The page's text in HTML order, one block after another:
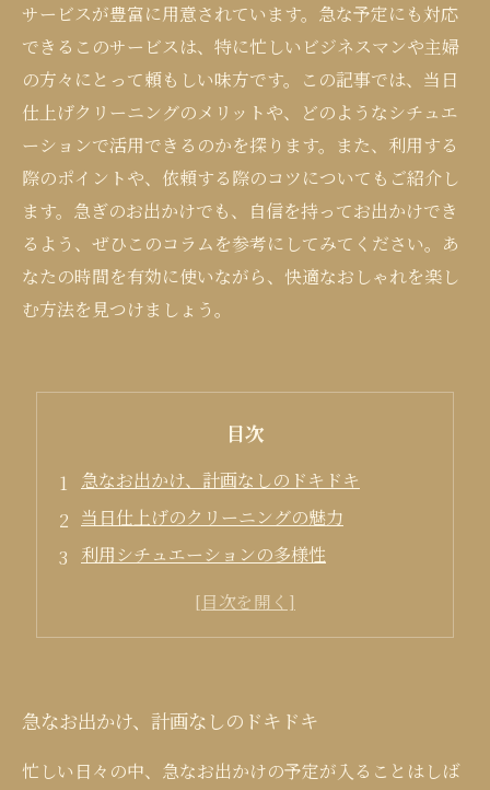
サービスが豊富に用意されています。急な予定にも対応
できるこのサービスは、特に忙しいビジネスマンや主婦
の方々にとって頼もしい味方です。この記事では、当日
仕上げクリーニングのメリットや、どのようなシチュエ
ーションで活用できるのかを探ります。また、利用する
際のポイントや、依頼する際のコツについてもご紹介し
ます。急ぎのお出かけでも、自信を持ってお出かけでき
るよう、ぜひこのコラムを参考にしてみてください。あ
なたの時間を有効に使いながら、快適なおしゃれを楽し
む方法を見つけましょう。
目次
急なお出かけ、計画なしのドキドキ
当日仕上げのクリーニングの魅力
利用シチュエーションの多様性
クリーニングを依頼するコツ
急なお出かけ、計画なしのドキドキ
忙しい日々の中、急なお出かけの予定が入ることはしば